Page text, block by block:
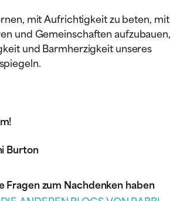
mit Aufrichtigkeit zu beten, mit
und Gemeinschaften aufzubauen,
und Barmherzigkeit unseres
Burton
Fragen zum Nachdenken haben